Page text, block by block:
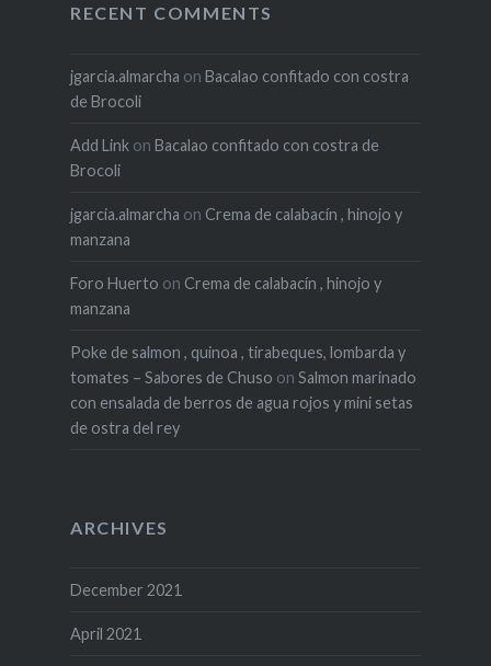
RECENT COMMENTS
jgarcia.almarcha on Bacalao confitado con costra
de Brocoli
Add Linkon Bacalao confitado con costra de
Brocoli
jgarcia.almarcha on Crema de calabacín , hinojo y
manzana
Foro Huerto on Crema de calabacín , hinojo y
manzana
Poke de salmon , quinoa , tirabeques, lombarda y
tomates – Sabores de Chuso on Salmon marinado
con ensalada de berros de agua rojos y mini setas
de ostra del rey
ARCHIVES
December 2021
April 2021